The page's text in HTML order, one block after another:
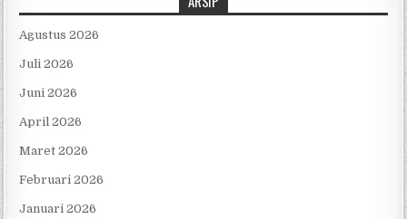
Agustus 2026
Juli 2026
Juni 2026
April 2026
Maret 2026
Februari 2026
Januari 2026